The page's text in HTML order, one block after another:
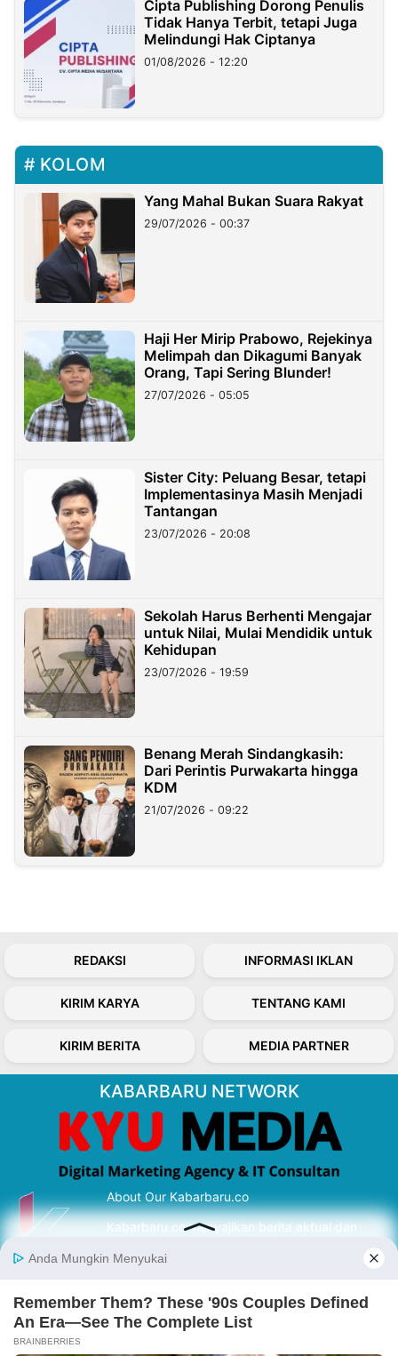
Cipta Publishing Dorong Penulis
Tidak Hanya Terbit, tetapi Juga
Melindungi Hak Ciptanya
01/08/2026 - 12:20
KOLOM
Yang Mahal Bukan Suara Rakyat
29/07/2026 - 00:37
Haji Her Mirip Prabowo, Rejekinya
Melimpah dan Dikagumi Banyak
Orang, Tapi Sering Blunder!
27/07/2026 - 05:05
Sister City: Peluang Besar, tetapi
Implementasinya Masih Menjadi
Tantangan
23/07/2026 - 20:08
Sekolah Harus Berhenti Mengajar
untuk Nilai, Mulai Mendidik untuk
Kehidupan
23/07/2026 - 19:59
Benang Merah Sindangkasih:
Dari Perintis Purwakarta hingga
KDM
21/07/2026 - 09:22
REDAKSI INFORMASI IKLAN
KIRIM KARYA TENTANG KAMI
KIRIM BERITA MEDIA PARTNER
KABARBARU NETWORK
About Our Kabarbaru.co
Kabarbaru.co menyajikan berita aktual dan
serta terverifikasi dari sumber yang tepat.
Follow Kabarbaru